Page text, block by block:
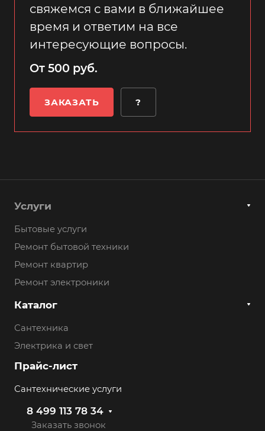
свяжемся с вами в ближайшее
время и ответим на все
интересующие вопросы.
От 500 руб.
ЗАКАЗАТЬ ?
Услуги
Бытовые услуги
Ремонт бытовой техники
Ремонт квартир
Ремонт электроники
Каталог
Сантехника
Электрика и свет
Прайс-лист
Сантехнические услуги
8 499 113 78 34
Заказать звонок